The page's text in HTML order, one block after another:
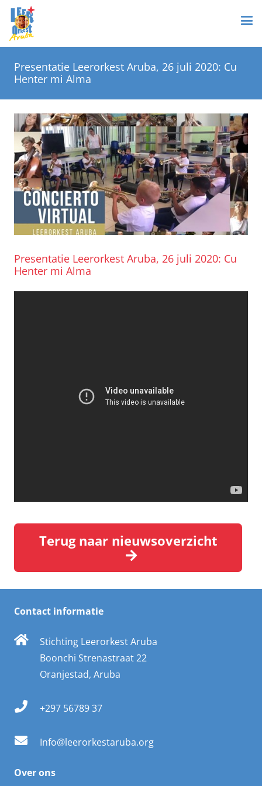
Presentatie Leerorkest Aruba, 26 juli 2020: Cu
Henter mi Alma
Presentatie Leerorkest Aruba, 26 juli 2020: Cu
Henter mi Alma
Terug naar nieuwsoverzicht
Contact informatie
Stichting Leerorkest Aruba
Boonchi Strenastraat 22
Oranjestad, Aruba
+297 56789 37
Info@leerorkestaruba.org
Over ons